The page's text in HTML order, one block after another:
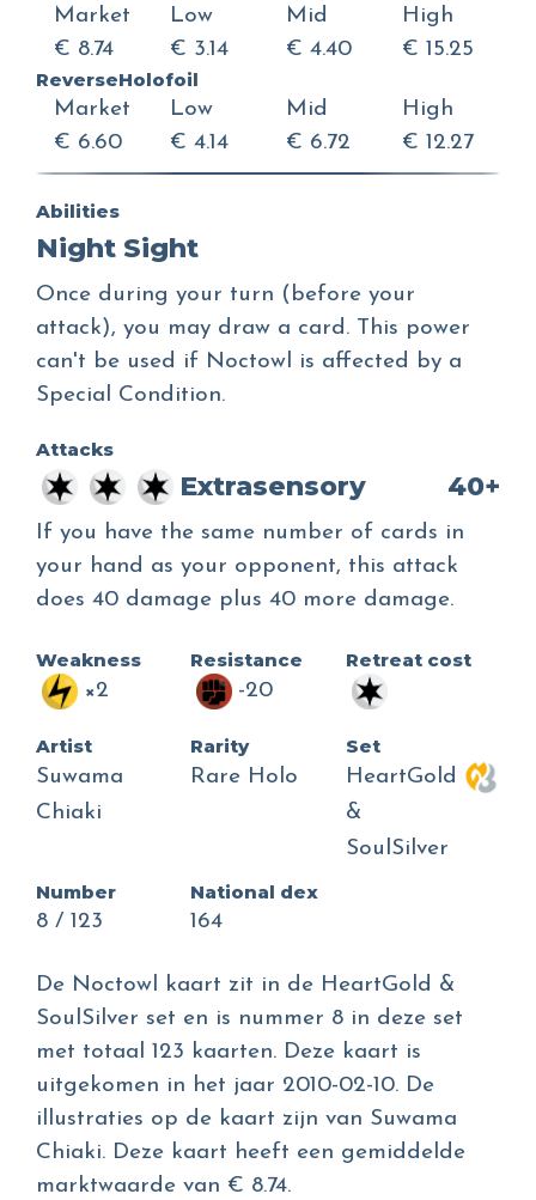
Market
€ 8.74
Low
€ 3.14
Mid
€ 4.40
High
€ 15.25
ReverseHolofoil
Market
€ 6.60
Low
€ 4.14
Mid
€ 6.72
High
€ 12.27
Abilities
Night Sight
Once during your turn (before your
attack), you may draw a card. This power
can't be used if Noctowl is affected by a
Special Condition.
Attacks
Extrasensory 40+
If you have the same number of cards in
your hand as your opponent, this attack
does 40 damage plus 40 more damage.
Weakness
×2
Resistance
-20
Retreat cost
Artist
Suwama
Chiaki
Rarity
Rare Holo
Set
HeartGold
&
SoulSilver
Number
8 / 123
National dex
164
De Noctowl kaart zit in de HeartGold &
SoulSilver set en is nummer 8 in deze set
met totaal 123 kaarten. Deze kaart is
uitgekomen in het jaar 2010-02-10. De
illustraties op de kaart zijn van Suwama
Chiaki. Deze kaart heeft een gemiddelde
marktwaarde van € 8.74.